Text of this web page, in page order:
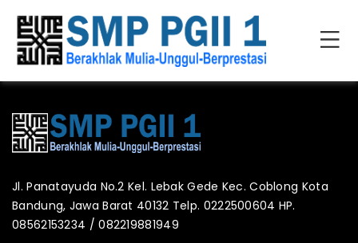
Jl. Panatayuda No.2 Kel. Lebak Gede Kec. Coblong Kota
Bandung, Jawa Barat 40132 Telp. 0222500604 HP.
08562153234 / 082219881949